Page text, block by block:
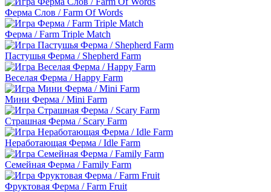
Ферма Слов / Farm Of Words
Ферма / Farm Triple Match
Пастушья Ферма / Shepherd Farm
Веселая Ферма / Happy Farm
Мини Ферма / Mini Farm
Страшная Ферма / Scary Farm
Неработающая Ферма / Idle Farm
Семейная Ферма / Family Farm
Фруктовая Ферма / Farm Fruit